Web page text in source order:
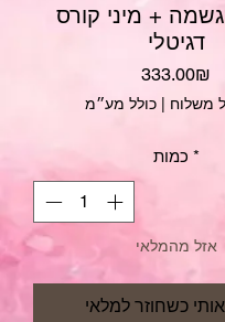
+ מיני קורס
דגיטלי
‏333.00 ‏₪
כולל מע״מ משלוח
כמות *
אזל מהמלאי
כשחוזר למלאי